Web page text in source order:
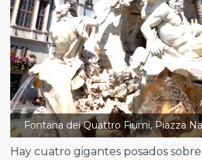
Fontana dei Quattro Fiumi, Piazza
Hay cuatro gigantes posados